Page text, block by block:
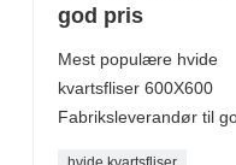
god pris
Mest populære hvide
kvartsfliser 600X600
Fabriksleverandør til